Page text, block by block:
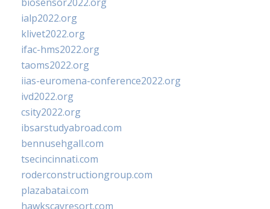
ialp2022.org
klivet2022.org
ifac-hms2022.org
taoms2022.org
iias-euromena-conference2022.org
ivd2022.org
csity2022.org
ibsarstudyabroad.com
bennusehgall.com
tsecincinnati.com
roderconstructiongroup.com
plazabatai.com
hawkscayresort.com